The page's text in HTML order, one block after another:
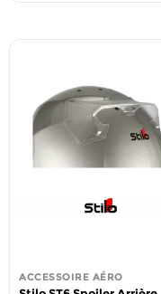
ACCESSOIRE AÉRO